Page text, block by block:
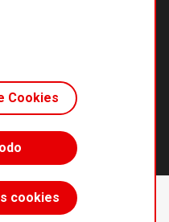
Cookies
cookies
Suscríbete
de uso